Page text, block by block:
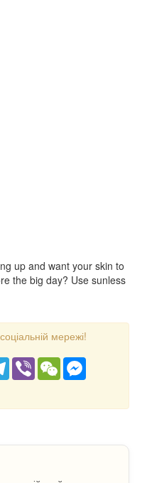
up and want your skin to
the big day? Use sunless
мережі!
Telegram
Viber WeChat